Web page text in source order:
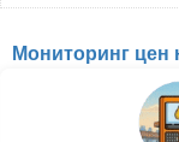
Мониторинг